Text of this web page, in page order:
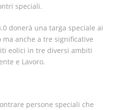
speciali.
donerà una targa speciale ai
anche a tre significative
eolici in tre diversi ambiti
e Lavoro.
persone speciali che